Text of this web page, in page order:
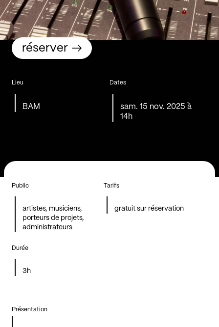
Lieu
BAM
Dates
sam. 15 nov. 2025 à
14h
réserver
Public
artistes, musiciens,
porteurs de projets,
administrateurs
Tarifs
gratuit sur réservation
Durée
3h
Présentation